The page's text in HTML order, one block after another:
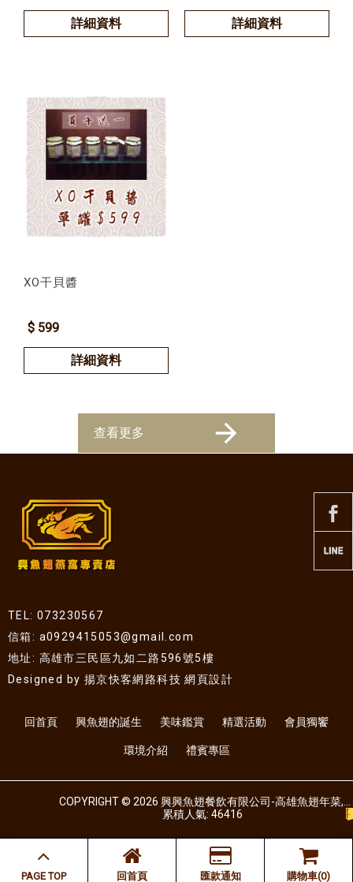
詳細資料 詳細資料
XO干貝醬
$ 599
詳細資料
查看更多
PAGE TOP 回首頁 匯款通知 購物車(0)
TEL: 073230567
信箱: a0929415053@gmail.com
地址: 高雄市三民區九如二路596號5樓
Designed by 揚京快客網路科技 網頁設計
回首頁 興魚翅的誕生 美味鑑賞 精選活動 會員獨饗
環境介紹 禮賓專區
累積人氣: 46416